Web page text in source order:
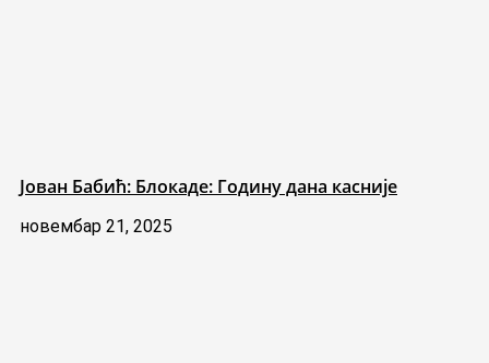
Јован Бабић: Блокаде: Годину дана касније
новембар 21, 2025